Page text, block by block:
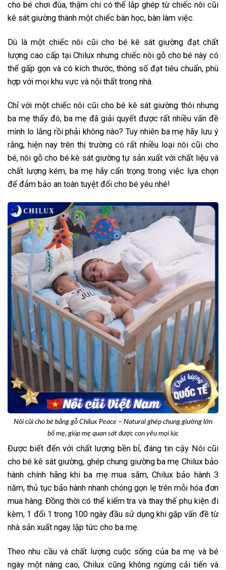
cho bé chơi đùa, thậm chí có thể lắp ghép từ chiếc nôi cũi
kê sát giường thành một chiếc bàn học, bàn làm việc.
Dù là một chiếc nôi cũi cho bé kê sát giường đạt chất
lượng cao cấp tại Chilux nhưng chiếc nôi gỗ cho bé này có
thể gấp gọn và có kích thước, thông số đạt tiêu chuẩn, phù
hợp với mọi khu vực và nội thất trong nhà.
Chỉ với một chiếc nôi cũi cho bé kê sát giường thôi nhưng
ba mẹ thấy đó, ba mẹ đã giải quyết được rất nhiều vấn đề
mình lo lắng rồi phải không nào? Tuy nhiên ba mẹ hãy lưu ý
rằng, hiện nay trên thị trường có rất nhiều loại nôi cũi cho
bé, nôi gỗ cho bé kê sát giường tự sản xuất với chất liệu và
chất lượng kém, ba mẹ hãy cẩn trọng trong việc lựa chọn
để đảm bảo an toàn tuyệt đối cho bé yêu nhé!
Nôi cũi cho bé bằng gỗ Chilux Peace – Natural ghép chung giường lớn
bố mẹ, giúp mẹ quan sát được con yêu mọi lúc
Được biết đến với chất lượng bền bỉ, đáng tin cậy Nôi cũi
cho bé kê sát giường, ghép chung giường ba mẹ Chilux bảo
hành chính hãng khi ba mẹ mua sắm, Chilux bảo hành 3
năm, thủ tục bảo hành nhanh chóng gọn lẹ trên mỗi hóa đơn
mua hàng. Đồng thời có thể kiểm tra và thay thế phụ kiện đi
kèm, 1 đổi 1 trong 100 ngày đầu sử dụng khi gặp vấn đề từ
nhà sản xuất ngay lập tức cho ba mẹ.
Theo nhu cầu và chất lượng cuộc sống của ba mẹ và bé
ngày một nâng cao, Chilux cũng không ngừng cải tiến và